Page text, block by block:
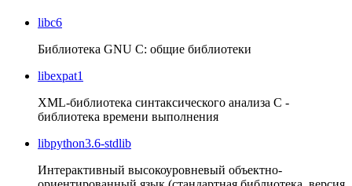
libc6
Библиотека GNU C: общие библиотеки
libexpat1
XML-библиотека синтаксического анализа C -
библиотека времени выполнения
libpython3.6-stdlib
Интерактивный высокоуровневый объектно-